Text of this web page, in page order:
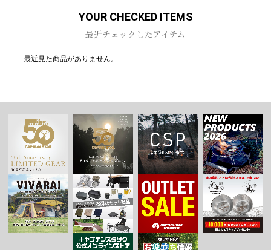
YOUR CHECKED ITEMS
最近チェックしたアイテム
最近見た商品がありません。